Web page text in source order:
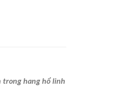
trong hang hổ linh